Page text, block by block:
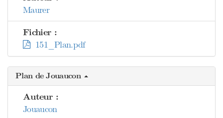
Maurer
Fichier :
151_Plan.pdf
Plan de Jouaucon
Auteur :
Jouaucon